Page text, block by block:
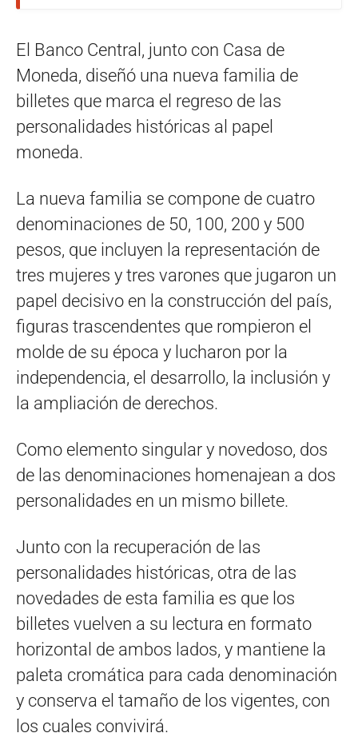
El Banco Central, junto con Casa de
Moneda, diseñó una nueva familia de
billetes que marca el regreso de las
personalidades históricas al papel
moneda.
La nueva familia se compone de cuatro
denominaciones de 50, 100, 200 y 500
pesos, que incluyen la representación de
tres mujeres y tres varones que jugaron un
papel decisivo en la construcción del país,
figuras trascendentes que rompieron el
molde de su época y lucharon por la
independencia, el desarrollo, la inclusión y
la ampliación de derechos.
Como elemento singular y novedoso, dos
de las denominaciones homenajean a dos
personalidades en un mismo billete.
Junto con la recuperación de las
personalidades históricas, otra de las
novedades de esta familia es que los
billetes vuelven a su lectura en formato
horizontal de ambos lados, y mantiene la
paleta cromática para cada denominación
y conserva el tamaño de los vigentes, con
los cuales convivirá.